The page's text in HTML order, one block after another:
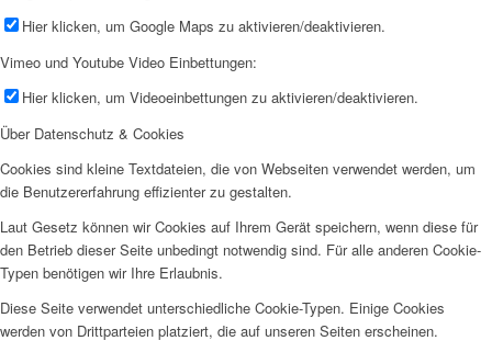
Hier klicken, um Google Maps zu aktivieren/deaktivieren.
Vimeo und Youtube Video Einbettungen:
Hier klicken, um Videoeinbettungen zu aktivieren/deaktivieren.
Über Datenschutz & Cookies
Cookies sind kleine Textdateien, die von Webseiten verwendet werden, um
die Benutzererfahrung effizienter zu gestalten.
Laut Gesetz können wir Cookies auf Ihrem Gerät speichern, wenn diese für
den Betrieb dieser Seite unbedingt notwendig sind. Für alle anderen Cookie-
Typen benötigen wir Ihre Erlaubnis.
Diese Seite verwendet unterschiedliche Cookie-Typen. Einige Cookies
werden von Drittparteien platziert, die auf unseren Seiten erscheinen.